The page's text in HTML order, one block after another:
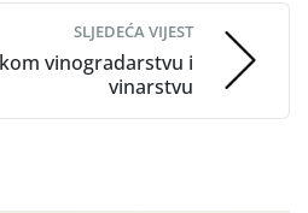
SLJEDEĆA VIJEST
vinogradarstvu i
vinarstvu